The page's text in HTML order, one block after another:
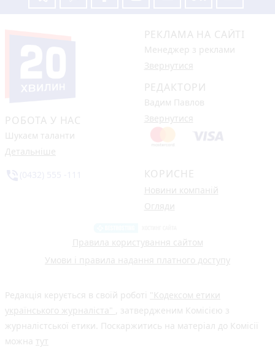
РОБОТА У НАС
Шукаєм таланти
Детальніше
РЕКЛАМА НА САЙТІ
Менеджер з реклами
Звернутися
РЕДАКТОРИ
Вадим Павлов
Звернутися
КОРИСНЕ
Новини компаній
Огляди
Правила користування сайтом
Умови і правила надання платного доступу
Редакція керується в своїй роботі "Кодексом етики
українського журналіста" , затвердженим Комісією з
журналістської етики. Поскаржитись на матеріал до Комісії
можна тут